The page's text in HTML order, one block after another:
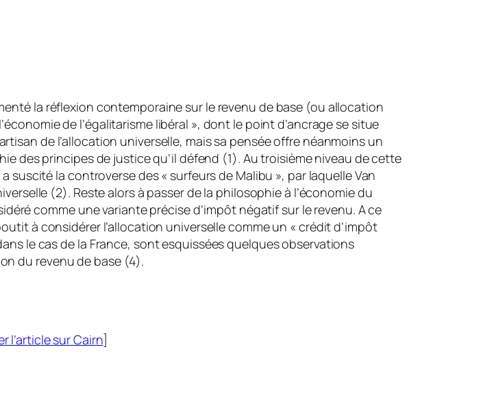
la réflexion contemporaine sur le revenu de base (ou allocation
de l’égalitarisme libéral », dont le point d’ancrage se situe
de l’allocation universelle, mais sa pensée offre néanmoins un
des principes de justice qu’il défend (1). Au troisième niveau de cette
la controverse des « surfeurs de Malibu », par laquelle Van
(2). Reste alors à passer de la philosophie à l’économie du
comme une variante précise d’impôt négatif sur le revenu. A ce
à considérer l’allocation universelle comme un « crédit d’impôt
le cas de la France, sont esquissées quelques observations
du revenu de base (4).
l’article sur Cairn]